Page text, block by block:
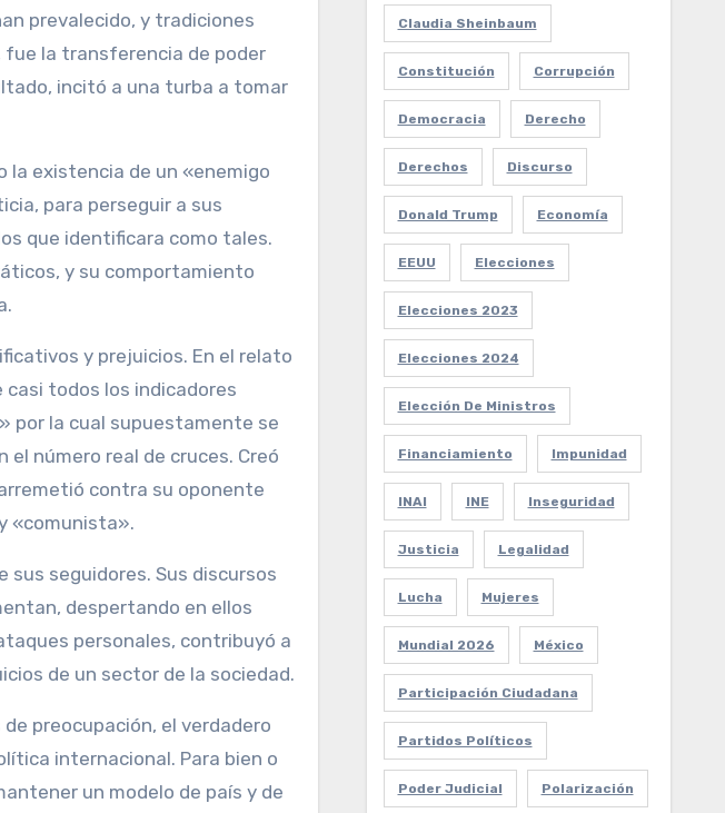
prevalecido, y tradiciones
fue la transferencia de poder
incitó a una turba a tomar
la existencia de un «enemigo
para perseguir a sus
que identificara como tales.
y su comportamiento
y prejuicios. En el relato
casi todos los indicadores
por la cual supuestamente se
número real de cruces. Creó
contra su oponente
«comunista».
seguidores. Sus discursos
despertando en ellos
personales, contribuyó a
de un sector de la sociedad.
preocupación, el verdadero
internacional. Para bien o
un modelo de país y de
Claudia Sheinbaum
Constitución Corrupción
Democracia Derecho
Derechos Discurso
Donald Trump Economía
EEUU Elecciones
Elecciones 2023
Elecciones 2024
Elección De Ministros
Financiamiento Impunidad
INAI INE Inseguridad
Justicia Legalidad
Lucha Mujeres
Mundial 2026 México
Participación Ciudadana
Partidos Políticos
Poder Judicial Polarización